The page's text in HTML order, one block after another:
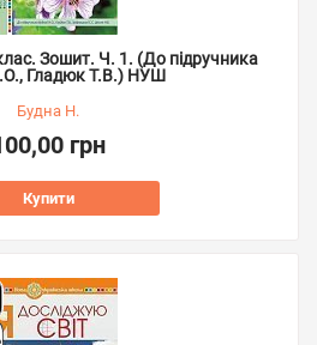
Зошит. Ч. 1. (До підручника
Гладюк Т.В.) НУШ
Будна Н.
грн
Купити